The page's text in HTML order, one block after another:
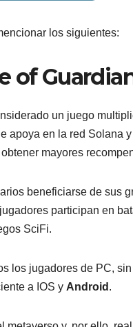
los siguientes:
of
un juego
apoya en la red Solana
mayores
beneficiarse de sus
participan en
SciFi.
los jugadores de PC,
a IOS y Android .